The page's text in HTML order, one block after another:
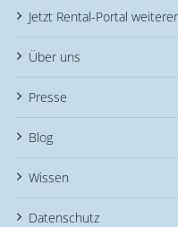
Jetzt Rental-Portal
Über uns
Presse
Blog
Wissen
Datenschutz